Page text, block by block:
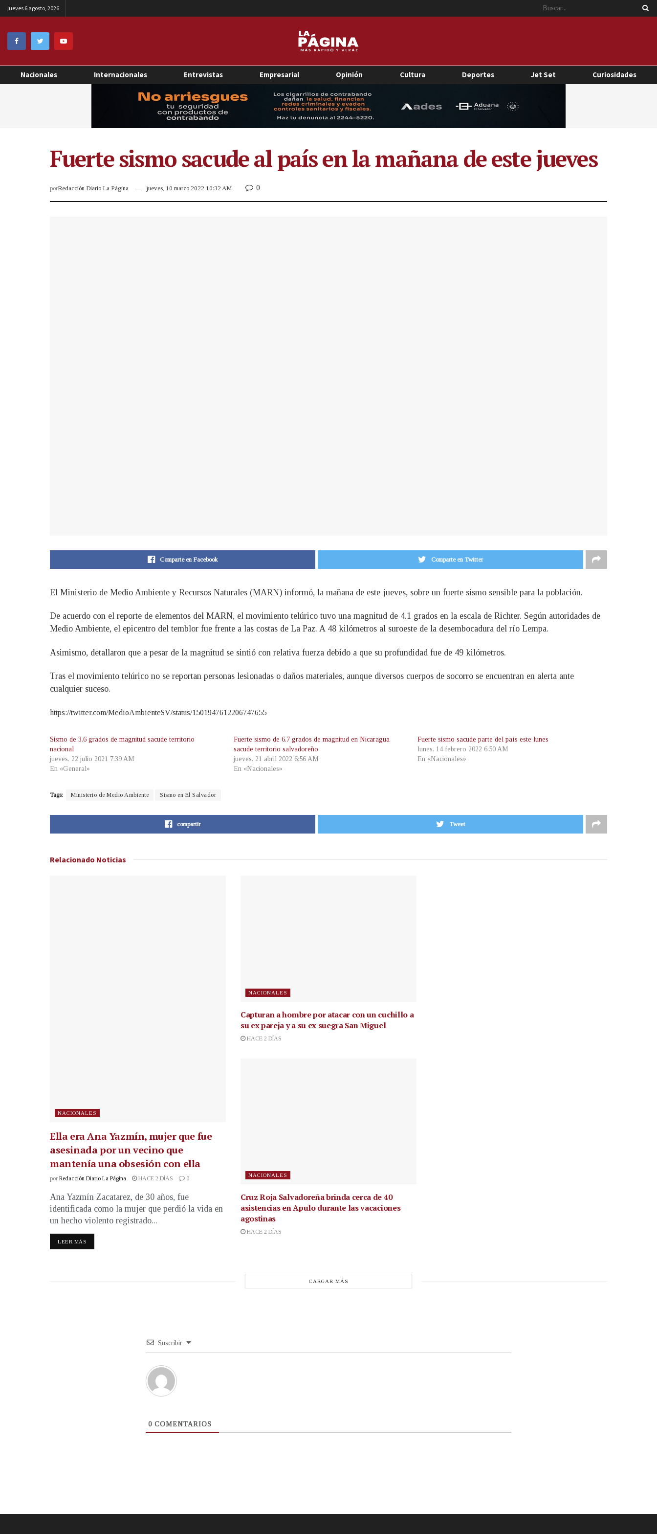
jueves 6 agosto, 2026
Nacionales Internacionales Entrevistas Empresarial Opinión Cultura Deportes Jet Set Curiosidades
Fuerte sismo sacude al país en la mañana de este jueves
porRedacción Diario La Página jueves, 10 marzo 2022 10:32 AM 0
Comparte en Facebook Comparte en Twitter
El Ministerio de Medio Ambiente y Recursos Naturales (MARN) informó, la mañana de este jueves, sobre un fuerte sismo sensible para la población.
De acuerdo con el reporte de elementos del MARN, el movimiento telúrico tuvo una magnitud de 4.1 grados en la escala de Richter. Según autoridades de
Medio Ambiente, el epicentro del temblor fue frente a las costas de La Paz. A 48 kilómetros al suroeste de la desembocadura del río Lempa.
Asimismo, detallaron que a pesar de la magnitud se sintió con relativa fuerza debido a que su profundidad fue de 49 kilómetros.
Tras el movimiento telúrico no se reportan personas lesionadas o daños materiales, aunque diversos cuerpos de socorro se encuentran en alerta ante
cualquier suceso.
https://twitter.com/MedioAmbienteSV/status/1501947612206747655
Sismo de 3.6 grados de magnitud sacude territorio
nacional
jueves, 22 julio 2021 7:39 AM
En «General»
Fuerte sismo de 6.7 grados de magnitud en Nicaragua
sacude territorio salvadoreño
jueves, 21 abril 2022 6:56 AM
En «Nacionales»
Fuerte sismo sacude parte del país este lunes
lunes, 14 febrero 2022 6:50 AM
En «Nacionales»
Tags: Ministerio de Medio Ambiente Sismo en El Salvador
compartir Tweet
Relacionado Noticias
NACIONALES
Ella era Ana Yazmín, mujer que fue
asesinada por un vecino que
mantenía una obsesión con ella
por Redacción Diario La Página HACE 2 DÍAS 0
Ana Yazmín Zacatarez, de 30 años, fue
identificada como la mujer que perdió la vida en
un hecho violento registrado...
LEER MÁS
NACIONALES
Capturan a hombre por atacar con un cuchillo a
su ex pareja y a su ex suegra San Miguel
HACE 2 DÍAS
NACIONALES
Cruz Roja Salvadoreña brinda cerca de 40
asistencias en Apulo durante las vacaciones
agostinas
HACE 2 DÍAS
CARGAR MÁS
Suscribir
0 COMENTARIOS